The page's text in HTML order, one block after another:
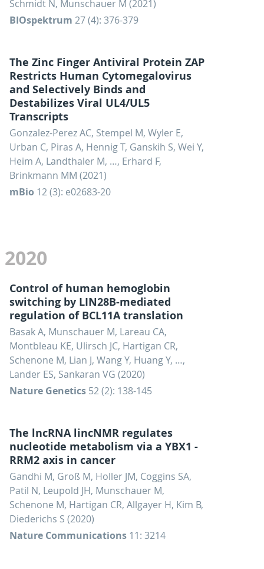
Schmidt N, Munschauer M (2021)
BIOspektrum 27 (4): 376-379
The Zinc Finger Antiviral Protein ZAP
Restricts Human Cytomegalovirus
and Selectively Binds and
Destabilizes Viral UL4/UL5
Transcripts
Gonzalez-Perez AC, Stempel M, Wyler E,
Urban C, Piras A, Hennig T, Ganskih S, Wei Y,
Heim A, Landthaler M, …, Erhard F,
Brinkmann MM (2021)
mBio 12 (3): e02683-20
2020
Control of human hemoglobin
switching by LIN28B-mediated
regulation of BCL11A translation
Basak A, Munschauer M, Lareau CA,
Montbleau KE, Ulirsch JC, Hartigan CR,
Schenone M, Lian J, Wang Y, Huang Y, …,
Lander ES, Sankaran VG (2020)
Nature Genetics 52 (2): 138-145
The lncRNA lincNMR regulates
nucleotide metabolism via a YBX1 -
RRM2 axis in cancer
Gandhi M, Groß M, Holler JM, Coggins SA,
Patil N, Leupold JH, Munschauer M,
Schenone M, Hartigan CR, Allgayer H, Kim B,
Diederichs S (2020)
Nature Communications 11: 3214